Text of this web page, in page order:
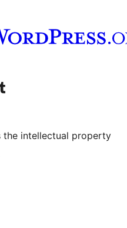
vårt Tumblr-konto
the intellectual property